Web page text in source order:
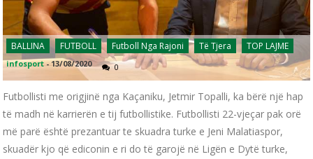
BALLINA FUTBOLL Futboll Nga Rajoni Të Tjera TOP LAJME
infosport -13/08/2020 0
Futbollisti me origjinë nga Kaçaniku, Jetmir Topalli, ka bërë një hap
të madh në karrierën e tij futbollistike. Futbollisti 22-vjeçar pak orë
më parë është prezantuar te skuadra turke e Jeni Malatiaspor,
skuadër kjo që ediconin e ri do të garojë në Ligën e Dytë turke,